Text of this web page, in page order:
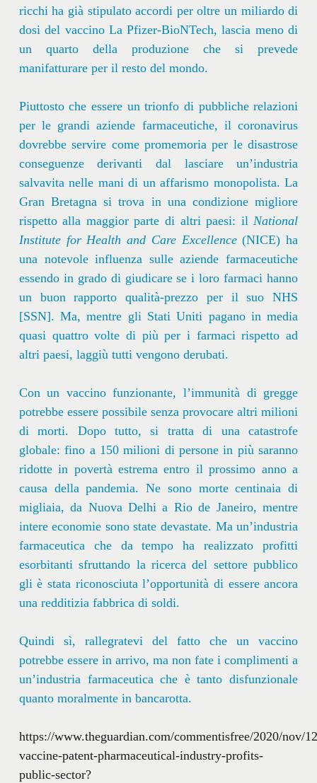
ricchi ha già stipulato accordi per oltre un miliardo di
dosi del vaccino La Pfizer-BioNTech, lascia meno di
un quarto della produzione che si prevede
manifatturare per il resto del mondo.
Piuttosto che essere un trionfo di pubbliche relazioni
per le grandi aziende farmaceutiche, il coronavirus
dovrebbe servire come promemoria per le disastrose
conseguenze derivanti dal lasciare un’industria
salvavita nelle mani di un affarismo monopolista. La
Gran Bretagna si trova in una condizione migliore
rispetto alla maggior parte di altri paesi: il National
Institute for Health and Care Excellence(NICE) ha
una notevole influenza sulle aziende farmaceutiche
essendo in grado di giudicare se i loro farmaci hanno
un buon rapporto qualità-prezzo per il suo NHS
[SSN]. Ma, mentre gli Stati Uniti pagano in media
quasi quattro volte di più per i farmaci rispetto ad
altri paesi, laggiù tutti vengono derubati.
Con un vaccino funzionante, l’immunità di gregge
potrebbe essere possibile senza provocare altri milioni
di morti. Dopo tutto, si tratta di una catastrofe
globale: fino a 150 milioni di persone in più saranno
ridotte in povertà estrema entro il prossimo anno a
causa della pandemia. Ne sono morte centinaia di
migliaia, da Nuova Delhi a Rio de Janeiro, mentre
intere economie sono state devastate. Ma un’industria
farmaceutica che da tempo ha realizzato profitti
esorbitanti sfruttando la ricerca del settore pubblico
gli è stata riconosciuta l’opportunità di essere ancora
una redditizia fabbrica di soldi.
Quindi sì, rallegratevi del fatto che un vaccino
potrebbe essere in arrivo, ma non fate i complimenti a
un’industria farmaceutica che è tanto disfunzionale
quanto moralmente in bancarotta.
https://www.theguardian.com/commentisfree/2020/nov/
vaccine-patent-pharmaceutical-industry-profits-
public-sector?